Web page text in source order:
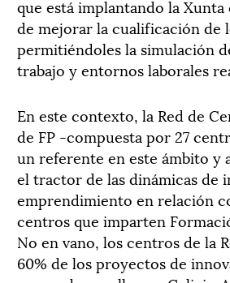
que está implantando la
de mejorar la cualificación de
permitiéndoles la simulación
trabajo y entornos laborales
En este contexto, la Red de
de FP -compuesta por 27
un referente en este ámbito y
el tractor de las dinámicas de
emprendimiento en relación
centros que imparten
No en vano, los centros de la
60% de los proyectos de